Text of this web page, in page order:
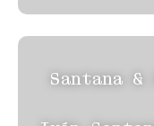
Santana &